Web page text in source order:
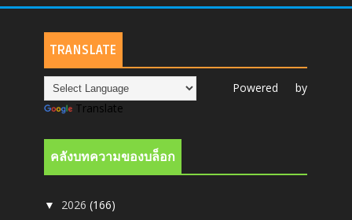
TRANSLATE
Powered by
Translate
คลังบทความของบล็อก
▼ 2026(166)